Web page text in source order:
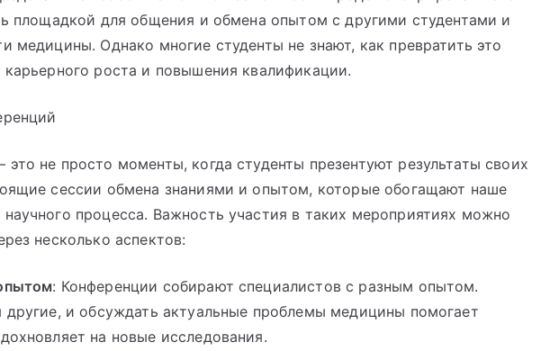
площадкой для общения и обмена опытом с другими студентами и
медицины. Однако многие студенты не знают, как превратить это
роста и повышения квалификации.
не просто моменты, когда студенты презентуют результаты своих
сессии обмена знаниями и опытом, которые обогащают наше
процесса. Важность участия в таких мероприятиях можно
несколько аспектов:
: Конференции собирают специалистов с разным опытом.
другие, и обсуждать актуальные проблемы медицины помогает
на новые исследования.